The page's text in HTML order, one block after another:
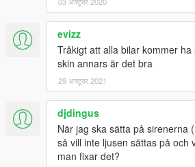
evizz
Tråkigt att alla bilar kommer
skin annars är det bra
29 अक्टूबर 2021
djdingus
När jag ska sätta på sirenerna
så vill inte ljusen sättas på och
man fixar det?